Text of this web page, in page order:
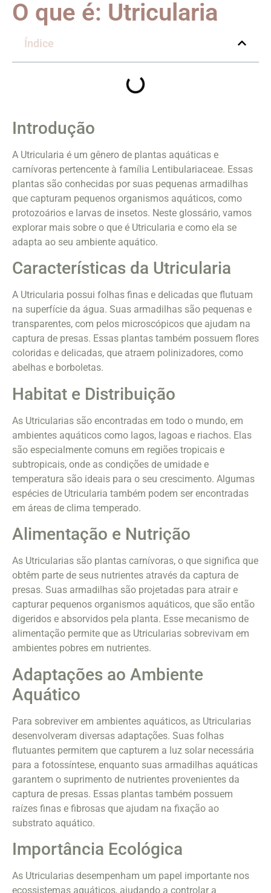
O que é: Utricularia
Índice
Introdução
A Utricularia é um gênero de plantas aquáticas e
carnívoras pertencente à família Lentibulariaceae. Essas
plantas são conhecidas por suas pequenas armadilhas
que capturam pequenos organismos aquáticos, como
protozoários e larvas de insetos. Neste glossário, vamos
explorar mais sobre o que é Utricularia e como ela se
adapta ao seu ambiente aquático.
Características da Utricularia
A Utricularia possui folhas finas e delicadas que flutuam
na superfície da água. Suas armadilhas são pequenas e
transparentes, com pelos microscópicos que ajudam na
captura de presas. Essas plantas também possuem flores
coloridas e delicadas, que atraem polinizadores, como
abelhas e borboletas.
Habitat e Distribuição
As Utricularias são encontradas em todo o mundo, em
ambientes aquáticos como lagos, lagoas e riachos. Elas
são especialmente comuns em regiões tropicais e
subtropicais, onde as condições de umidade e
temperatura são ideais para o seu crescimento. Algumas
espécies de Utricularia também podem ser encontradas
em áreas de clima temperado.
Alimentação e Nutrição
As Utricularias são plantas carnívoras, o que significa que
obtêm parte de seus nutrientes através da captura de
presas. Suas armadilhas são projetadas para atrair e
capturar pequenos organismos aquáticos, que são então
digeridos e absorvidos pela planta. Esse mecanismo de
alimentação permite que as Utricularias sobrevivam em
ambientes pobres em nutrientes.
Adaptações ao Ambiente
Aquático
Para sobreviver em ambientes aquáticos, as Utricularias
desenvolveram diversas adaptações. Suas folhas
flutuantes permitem que capturem a luz solar necessária
para a fotossíntese, enquanto suas armadilhas aquáticas
garantem o suprimento de nutrientes provenientes da
captura de presas. Essas plantas também possuem
raízes finas e fibrosas que ajudam na fixação ao
substrato aquático.
Importância Ecológica
As Utricularias desempenham um papel importante nos
ecossistemas aquáticos, ajudando a controlar a